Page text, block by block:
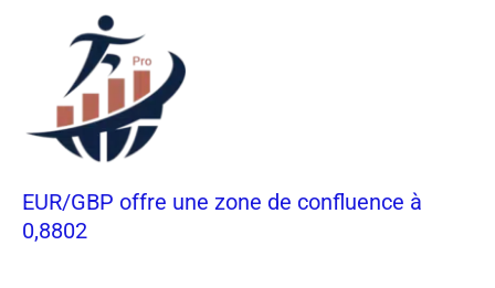
EUR/GBP offre une zone de confluence à
0,8802